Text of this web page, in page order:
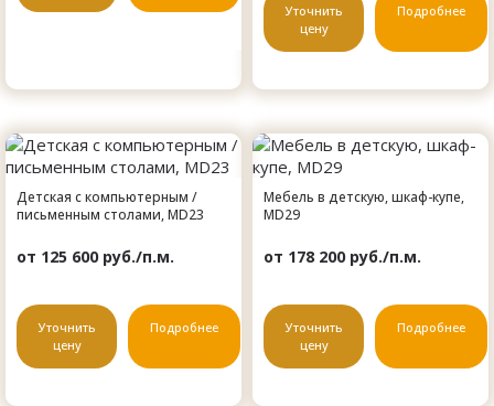
Уточнить
цену
Подробнее
Детская с компьютерным /
письменным столами, MD23
от 125 600 руб./п.м.
Уточнить
цену
Подробнее
Мебель в детскую, шкаф-купе,
MD29
от 178 200 руб./п.м.
Уточнить
цену
Подробнее